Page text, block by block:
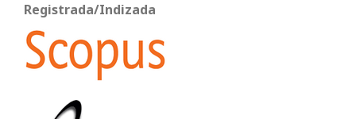
Registrada/Indizada